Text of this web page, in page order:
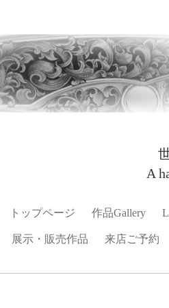
A
トップページ 作品Gallery
展示・販売作品 来店ご予約